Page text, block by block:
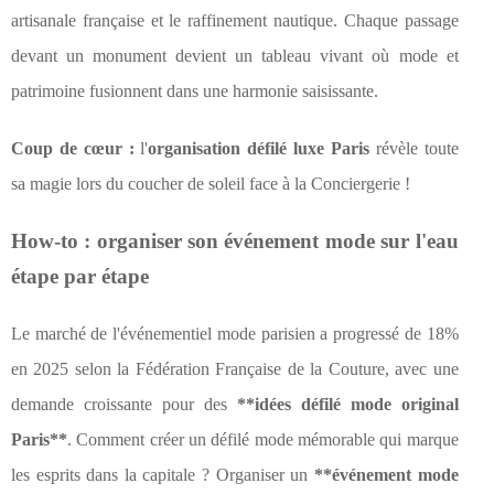
artisanale française et le raffinement nautique. Chaque passage
devant un monument devient un tableau vivant où mode et
patrimoine fusionnent dans une harmonie saisissante.
Coup de cœur : l'organisation défilé luxe Parisrévèle toute
sa magie lors du coucher de soleil face à la Conciergerie !
How-to : organiser son événement mode sur l'eau
étape par étape
Le marché de l'événementiel mode parisien a progressé de 18%
en 2025 selon la Fédération Française de la Couture, avec une
demande croissante pour des **idées défilé mode original
Paris**. Comment créer un défilé mode mémorable qui marque
les esprits dans la capitale ? Organiser un **événement mode